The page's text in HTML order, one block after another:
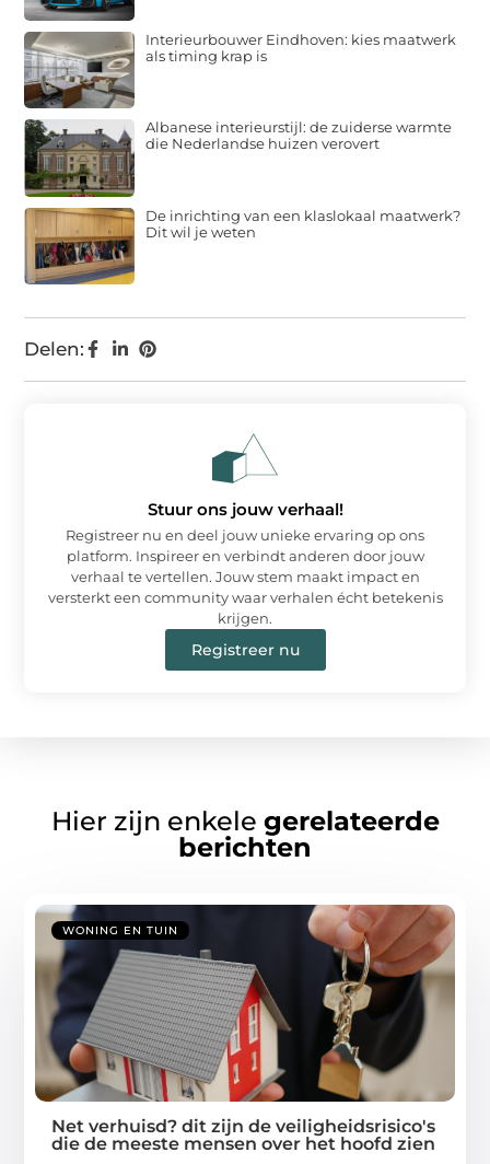
Delen:
Interieurbouwer Eindhoven: kies maatwerk
als timing krap is
Albanese interieurstijl: de zuiderse warmte
die Nederlandse huizen verovert
De inrichting van een klaslokaal maatwerk?
Dit wil je weten
Stuur ons jouw verhaal!
Registreer nu en deel jouw unieke ervaring op ons
platform. Inspireer en verbindt anderen door jouw
verhaal te vertellen. Jouw stem maakt impact en
versterkt een community waar verhalen écht betekenis
krijgen.
Registreer nu
Hier zijn enkele gerelateerde
berichten
WONING EN TUIN
Net verhuisd? dit zijn de veiligheidsrisico's
die de meeste mensen over het hoofd zien